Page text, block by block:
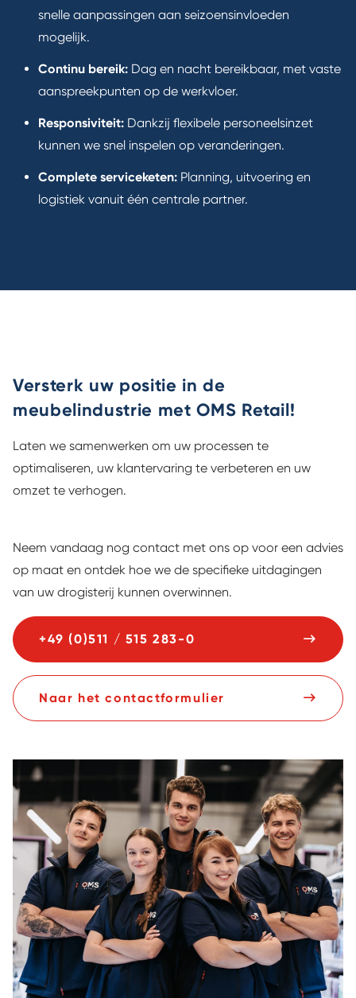
snelle aanpassingen aan seizoensinvloeden
mogelijk.
Continu bereik: Dag en nacht bereikbaar, met vaste
aanspreekpunten op de werkvloer.
Responsiviteit: Dankzij flexibele personeelsinzet
kunnen we snel inspelen op veranderingen.
Complete serviceketen: Planning, uitvoering en
logistiek vanuit één centrale partner.
Versterk uw positie in de
meubelindustrie met OMS Retail!
Laten we samenwerken om uw processen te
optimaliseren, uw klantervaring te verbeteren en uw
omzet te verhogen.
Neem vandaag nog contact met ons op voor een advies
op maat en ontdek hoe we de specifieke uitdagingen
van uw drogisterij kunnen overwinnen.
+49 (0)511 / 515 283-0
Naar het contactformulier